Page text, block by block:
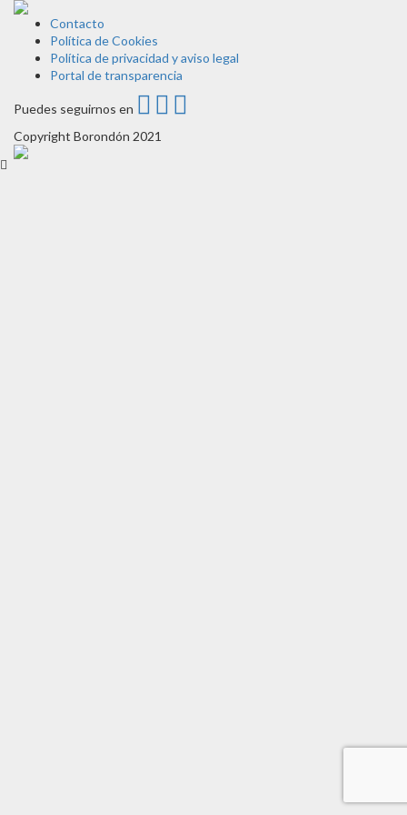
Contacto
Política de Cookies
Política de privacidad y aviso legal
Portal de transparencia
Puedes seguirnos en
Copyright Borondón 2021